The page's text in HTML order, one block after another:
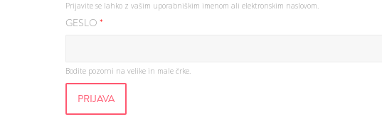
Prijavite se lahko z vašim uporabniškim imenom ali elektronskim naslovom.
GESLO *
Bodite pozorni na velike in male črke.